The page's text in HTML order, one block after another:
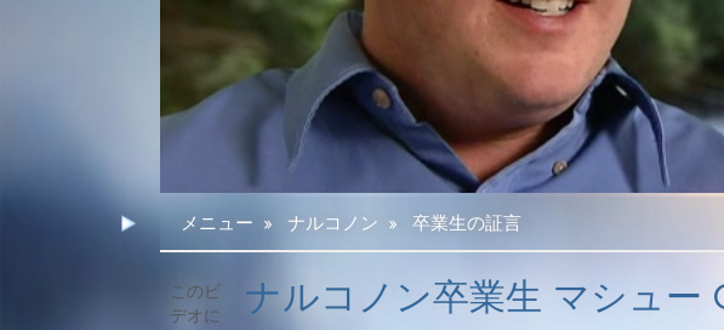
メニュー » ナルコノン » 卒業生の証言
ナルコノン卒業生 マシュー